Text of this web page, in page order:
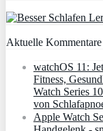
Aktuelle Kommentare
watchOS 11:
Fitness,
Watch Series
von
Apple Watch